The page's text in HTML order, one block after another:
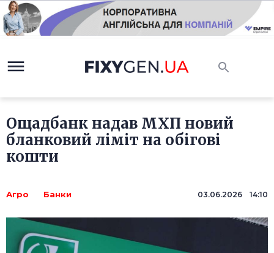
Ощадбанк надав МХП новий
бланковий ліміт на обігові
кошти
Агро Банки 03.06.2026 14:10